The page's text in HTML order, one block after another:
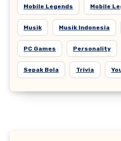
Mobile Legends Mobile
Musik Musik Indonesia
PC Games Personality
Sepak Bola Trivia